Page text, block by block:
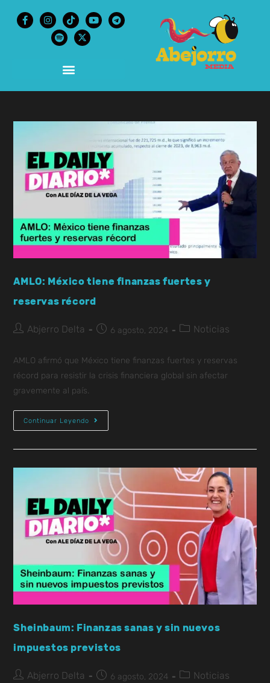
AMLO: México tiene finanzas fuertes y
reservas récord
Abjerro Delta 6 agosto, 2024 Noticias
AMLO afirmó que México tiene finanzas fuertes y reservas
récord para resistir la crisis financiera global sin afectar
gravemente al país.
Continuar Leyendo
Sheinbaum: Finanzas sanas y sin nuevos
impuestos previstos
Abjerro Delta 6 agosto, 2024 Noticias